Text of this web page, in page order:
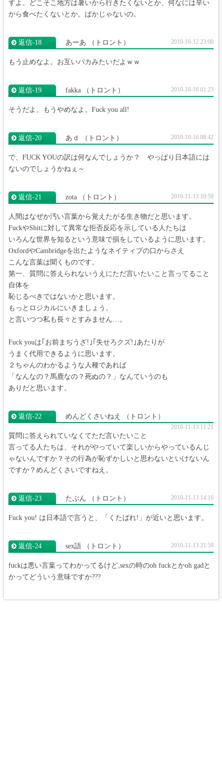
すよ。どこそこ地方は暑いから行きたくないとか、何なには辛い
から食べたくないとか。ばかじゃないの。
返信‐18 あーあ （トロント） 2010-10-12 23:00
もう止めなよ。お互いバカみたいだよｗｗ
返信‐19 fakka （トロント） 2010-10-16 01:23
そうだよ、もうやめなよ。Fuck you all!
返信‐20 あｄ （トロント） 2010-10-16 08:42
で、FUCK YOUの訳は何なんでしょうか？ やっぱり日本語には
ないのでしょうかねぇ～
返信‐21 zota （トロント） 2010-11-13 10:59
人間はなぜか汚い言葉から覚えたがる生き物だと思います。
FuckやShitに対して異常な拒否反応を示している人たちは
いろんな世界を知るという意味で損をしているように思います。
OxfordやCambridgeを出たようなネイティブの口からさえ
こんな言葉は聞くものです。
第一、質問に答えられないうえにただ言いたいこと言ってること
自体を
恥じるべきではないかと思います。
もっとロジカルにいきましょう。
と言いつつ私も長々とすみません…。
Fuck youは｢お前まぢうざ!｣｢失せろクズ!｣あたりが
うまく代用できるように思います。
２ちゃんのわかるような人種であれば
「なんなの？馬鹿なの？死ぬの？」なんていうのも
ありだと思います。
返信‐22 めんどくさいねえ （トロント）
2010-11-13 11:21
質問に答えられていなくてただ言いたいこと
言ってる人たちは、それがやっていて楽しいからやっているんじ
ゃないんですか？その行為が恥ずかしいと思わないといけないん
ですか？めんどくさいですねえ。
返信‐23 たぶん （トロント） 2010-11-13 14:16
Fuck you! は日本語で言うと、「くたばれ!」が近いと思います。
返信‐24 sex語 （トロント） 2010-11-13 21:59
fuckは悪い言葉ってわかってるけど,sexの時のoh fuckとかoh gadと
かってどういう意味ですか???